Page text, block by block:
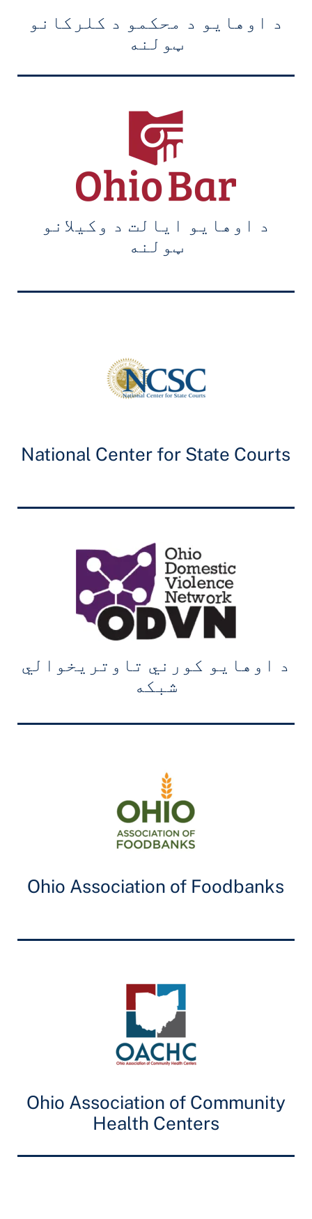
د اوهایو د محکمو د کلرکانو
ټولنه
د اوهایو ایالت د وکیلانو
ټولنه
National Center for State Courts
د اوهایو کورني تاوتریخوالي
شبکه
Ohio Association of Foodbanks
Ohio Association of Community
Health Centers